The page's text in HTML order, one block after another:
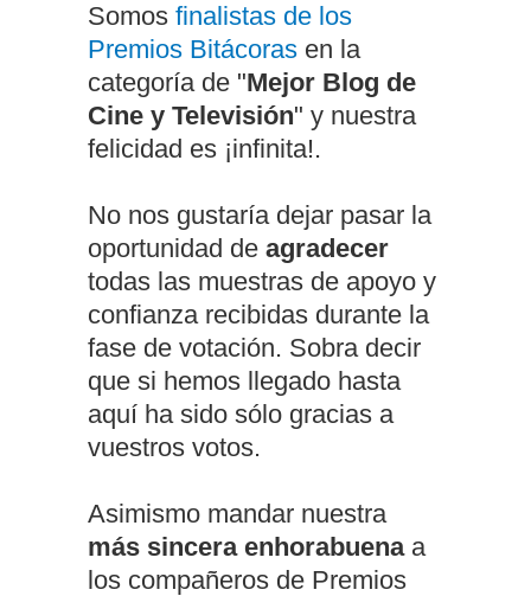
Somos finalistas de los
Premios Bitácoras en la
categoría de "Mejor Blog de
Cine y Televisión" y nuestra
felicidad es ¡infinita!.
No nos gustaría dejar pasar la
oportunidad de agradecer
todas las muestras de apoyo y
confianza recibidas durante la
fase de votación. Sobra decir
que si hemos llegado hasta
aquí ha sido sólo gracias a
vuestros votos.
Asimismo mandar nuestra
más sincera enhorabuenaa
los compañeros de Premios